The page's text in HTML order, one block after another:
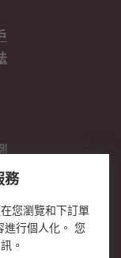
務
您瀏覽和下訂單
進行個人化。 您
。